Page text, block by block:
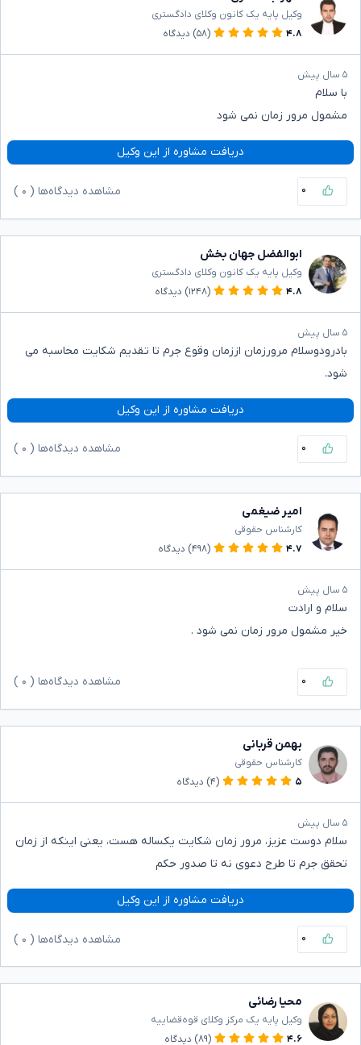
وکیل پایه یک کانون وکلای دادگستری
۴.۸
(۵۸) دیدگاه
۵ سال پیش
با سلام
مشمول مرور زمان نمی شود
دریافت مشاوره از این وکیل
۰ مشاهده دیدگاه‌ها ( ۰
ابوالفضل جهان بخش
وکیل پایه یک کانون وکلای دادگستری
۴.۸
(۱۲۴۸) دیدگاه
۵ سال پیش
بادرودوسلام مرورزمان اززمان وقوع جرم تا تقدیم شکایت محاسبه می
شود.
دریافت مشاوره از این وکیل
۰ مشاهده دیدگاه‌ها ( ۰
امیر ضیغمی
کارشناس حقوقی
۴.۷
(۴۹۸) دیدگاه
۵ سال پیش
سلام و ارادت
خیر مشمول مرور زمان نمی شود .
۰ مشاهده دیدگاه‌ها ( ۰
بهمن قربانی
کارشناس حقوقی
۵
(۴) دیدگاه
۵ سال پیش
سلام دوست عزیز، مرور زمان شکایت یکساله هست، یعنی اینکه از زمان
تحقق جرم تا طرح دعوی نه تا صدور حکم
دریافت مشاوره از این وکیل
۰ مشاهده دیدگاه‌ها ( ۰
محیا رضائی
وکیل پایه یک مرکز وکلای قوه‌قضاییه
۴.۶
(۸۹) دیدگاه